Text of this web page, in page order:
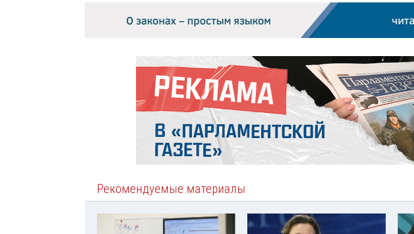
Рекомендуемые материалы